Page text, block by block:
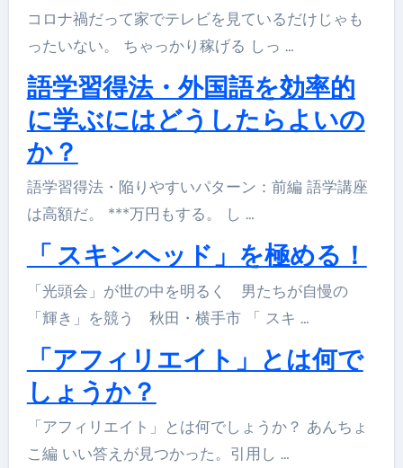
コロナ禍だって家でテレビを見ているだけじゃも
ったいない。 ちゃっかり稼げる しっ …
語学習得法・外国語を効率的
に学ぶにはどうしたらよいの
か？
語学習得法・陥りやすいパターン：前編 語学講座
は高額だ。 ***万円もする。 し …
「 スキンヘッド」を極める！
「光頭会」が世の中を明るく 男たちが自慢の
「輝き」を競う 秋田・横手市 「 スキ …
「アフィリエイト」とは何で
しょうか？
「アフィリエイト」とは何でしょうか？ あんちょ
こ編 いい答えが見つかった。引用し …